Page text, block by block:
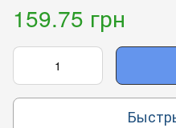
159.75 грн